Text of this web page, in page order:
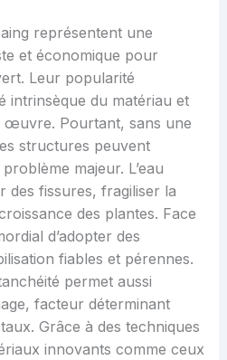
représentent une
et économique pour
Leur popularité
intrinsèque du matériau et
œuvre. Pourtant, sans une
structures peuvent
majeur. L’eau
des fissures, fragiliser la
des plantes. Face
d’adopter des
fiables et pérennes.
permet aussi
facteur déterminant
Grâce à des techniques
innovants comme ceux